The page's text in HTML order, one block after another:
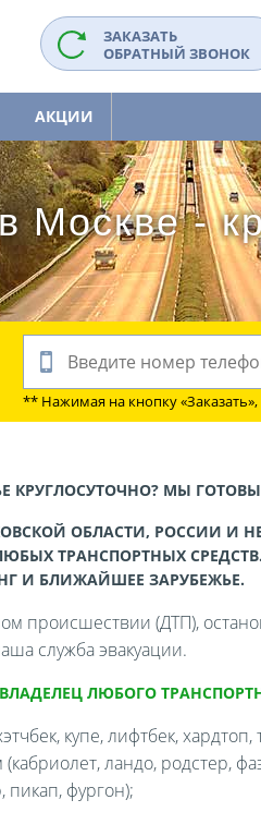
ЗАКАЗАТЬ
ОБРАТНЫЙ ЗВОНОК
АКЦИИ
Москве -
** Нажимая на кнопку «Заказать»,
КРУГЛОСУТОЧНО? МЫ
ОБЛАСТИ, РОССИИ И
ТРАНСПОРТНЫХ
И БЛИЖАЙШЕЕ ЗАРУБЕЖЬЕ.
происшествии (ДТП),
служба эвакуации.
ЛЮБОГО
купе, лифтбек, хардтоп,
ландо, родстер,
фургон);